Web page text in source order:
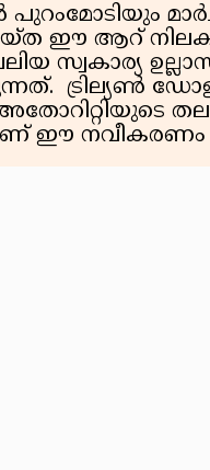
ഈ ആറ്
സ്വകാര്യ
ഈ നവീകരണം